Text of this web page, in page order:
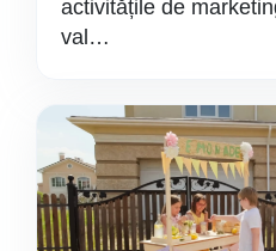
activitățile de
val…